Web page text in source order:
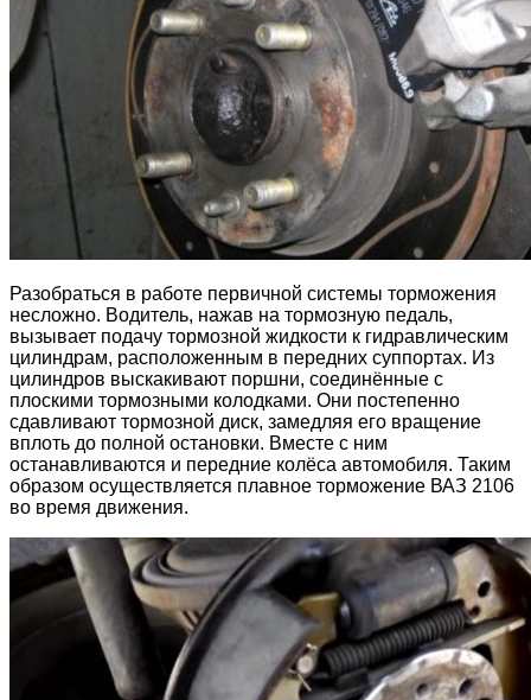
Разобраться в работе первичной системы торможения
несложно. Водитель, нажав на тормозную педаль,
вызывает подачу тормозной жидкости к гидравлическим
цилиндрам, расположенным в передних суппортах. Из
цилиндров выскакивают поршни, соединённые с
плоскими тормозными колодками. Они постепенно
сдавливают тормозной диск, замедляя его вращение
вплоть до полной остановки. Вместе с ним
останавливаются и передние колёса автомобиля. Таким
образом осуществляется плавное торможение ВАЗ 2106
во время движения.